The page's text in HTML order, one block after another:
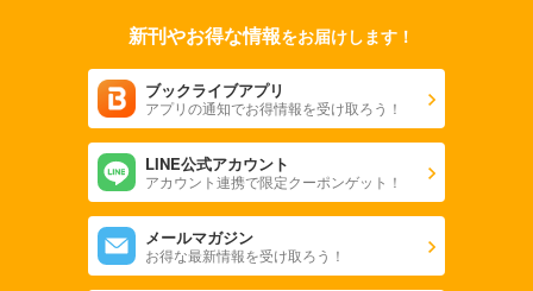
新刊やお得な情報をお届けします！
ブックライブアプリ
アプリの通知でお得情報を受け取ろう！
LINE公式アカウント
アカウント連携で限定クーポンゲット！
メールマガジン
お得な最新情報を受け取ろう！